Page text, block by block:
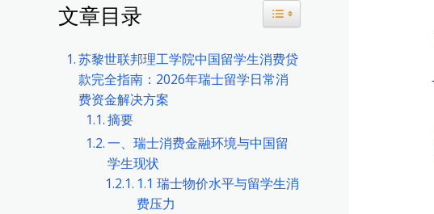
文章目录 Toggle Table of Content
苏黎世联邦理工学院中国留学生消费贷
款完全指南：2026年瑞士留学日常消
费资金解决方案
摘要
一、瑞士消费金融环境与中国留
学生现状
1.1 瑞士物价水平与留学生消
费压力